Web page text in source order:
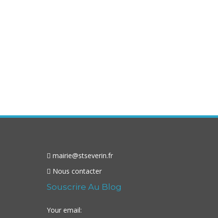
mairie@stseverin.fr
Nous contacter
Souscrire Au Blog
Your email: